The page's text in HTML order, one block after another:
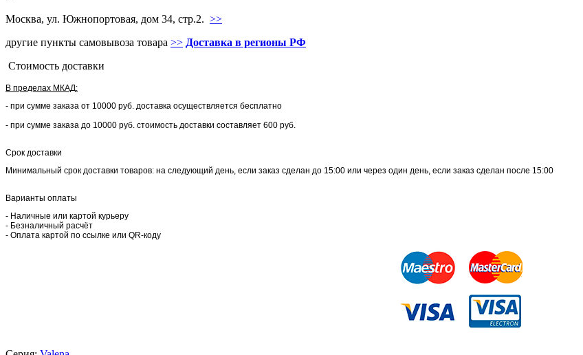
Москва, ул. Южнопортовая, дом 34, стр.2. >>
другие пункты самовывоза товара >> Доставка в регионы РФ
Стоимость доставки
В пределах МКАД:
- при сумме заказа от 10000 руб. доставка осуществляется бесплатно
- при сумме заказа до 10000 руб. стоимость доставки составляет 600 руб.
Срок доставки
Минимальный срок доставки товаров: на следующий день, если заказ сделан до 15:00 или через один день, если заказ сделан после 15:00
Варианты оплаты
- Наличные или картой курьеру
- Безналичный расчёт
- Оплата картой по ссылке или QR-коду